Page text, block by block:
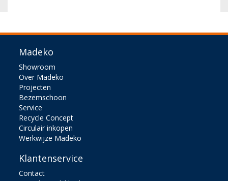
Madeko
Showroom
Over Madeko
Projecten
Bezemschoon
Service
Recycle Concept
Circulair inkopen
Werkwijze Madeko
Klantenservice
Contact